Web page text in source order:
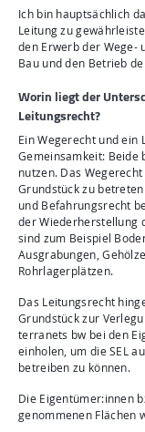
Ich bin hauptsächlich
Leitung zu
den Erwerb der Wege-
Bau und den Betrieb
Worin liegt der
Leitungsrecht?
Ein Wegerecht und ein
Gemeinsamkeit: Beide
nutzen. Das
Grundstück zu
und Befahrungsrecht
der Wiederherstellung
sind zum Beispiel
Ausgrabungen,
Rohrlagerplätzen.
Das Leitungsrecht
Grundstück zur
terranets bw bei den
einholen, um die SEL
betreiben zu können.
Die Eigentümer:innen
genommenen Flächen